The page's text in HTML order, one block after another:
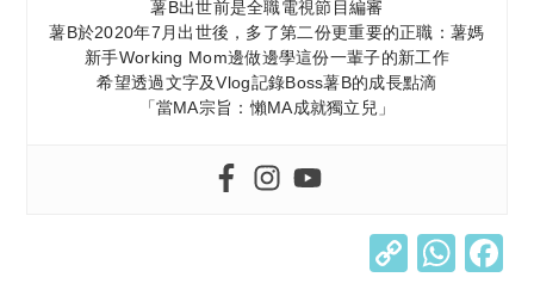
薯B出世前是全職電視節目編審
薯B於2020年7月出世後，多了第二份更重要的正職：薯媽
新手Working Mom邊做邊學這份一輩子的新工作
希望透過文字及Vlog記錄Boss薯B的成長點滴
「當MA宗旨：懶MA成就獨立兒」
C W